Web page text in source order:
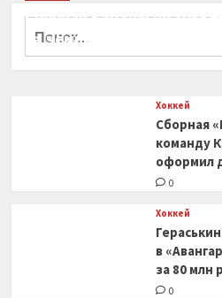
подтвердил
отстранении
от тренировок
Сборная Канады по
на чемпионат мира
Хоккей
Сборная
команду
оформил
0
Хоккей
в
за 80 млн
0